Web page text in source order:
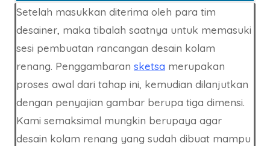
Setelah masukkan diterima oleh para tim
desainer, maka tibalah saatnya untuk memasuki
sesi pembuatan rancangan desain kolam
renang. Penggambaran sketsa merupakan
proses awal dari tahap ini, kemudian dilanjutkan
dengan penyajian gambar berupa tiga dimensi.
Kami semaksimal mungkin berupaya agar
desain kolam renang yang sudah dibuat mampu